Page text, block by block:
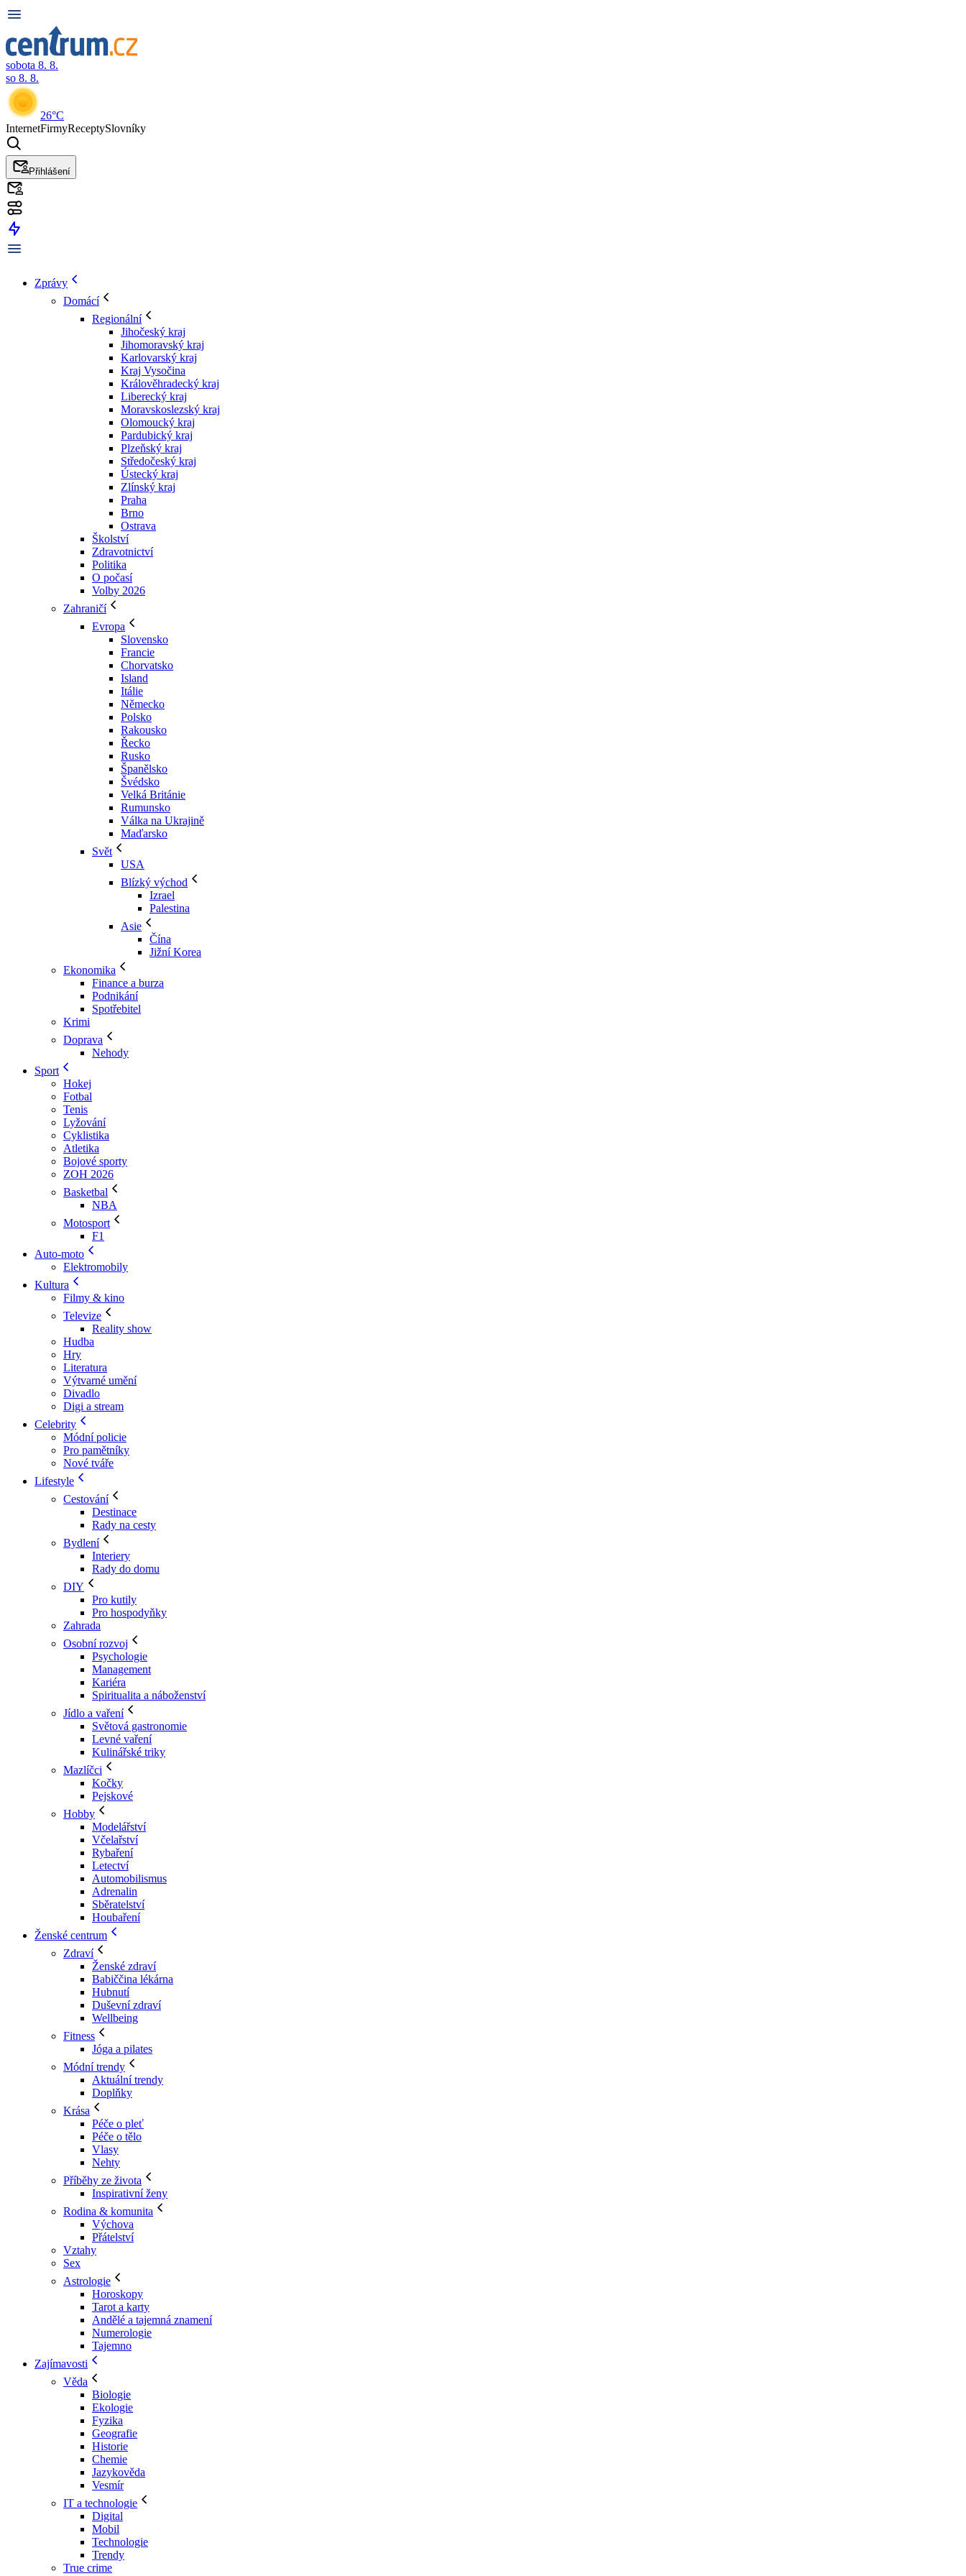
sobota 8. 8.
so 8. 8.
26°C
InternetFirmyReceptySlovníky
Přihlášení
Zprávy
Domácí
Regionální
Jihočeský kraj
Jihomoravský kraj
Karlovarský kraj
Kraj Vysočina
Králověhradecký kraj
Liberecký kraj
Moravskoslezský kraj
Olomoucký kraj
Pardubický kraj
Plzeňský kraj
Středočeský kraj
Ústecký kraj
Zlínský kraj
Praha
Brno
Ostrava
Školství
Zdravotnictví
Politika
O počasí
Volby 2026
Zahraničí
Evropa
Slovensko
Francie
Chorvatsko
Island
Itálie
Německo
Polsko
Rakousko
Řecko
Rusko
Španělsko
Švédsko
Velká Británie
Rumunsko
Válka na Ukrajině
Maďarsko
Svět
USA
Blízký východ
Izrael
Palestina
Asie
Čína
Jižní Korea
Ekonomika
Finance a burza
Podnikání
Spotřebitel
Krimi
Doprava
Nehody
Sport
Hokej
Fotbal
Tenis
Lyžování
Cyklistika
Atletika
Bojové sporty
ZOH 2026
Basketbal
NBA
Motosport
F1
Auto-moto
Elektromobily
Kultura
Filmy & kino
Televize
Reality show
Hudba
Hry
Literatura
Výtvarné umění
Divadlo
Digi a stream
Celebrity
Módní policie
Pro pamětníky
Nové tváře
Lifestyle
Cestování
Destinace
Rady na cesty
Bydlení
Interiery
Rady do domu
DIY
Pro kutily
Pro hospodyňky
Zahrada
Osobní rozvoj
Psychologie
Management
Kariéra
Spiritualita a náboženství
Jídlo a vaření
Světová gastronomie
Levné vaření
Kulinářské triky
Mazlíčci
Kočky
Pejskové
Hobby
Modelářství
Včelařství
Rybaření
Letectví
Automobilismus
Adrenalin
Sběratelství
Houbaření
Ženské centrum
Zdraví
Ženské zdraví
Babiččina lékárna
Hubnutí
Duševní zdraví
Wellbeing
Fitness
Jóga a pilates
Módní trendy
Aktuální trendy
Doplňky
Krása
Péče o pleť
Péče o tělo
Vlasy
Nehty
Příběhy ze života
Inspirativní ženy
Rodina & komunita
Výchova
Přátelství
Vztahy
Sex
Astrologie
Horoskopy
Tarot a karty
Andělé a tajemná znamení
Numerologie
Tajemno
Zajímavosti
Věda
Biologie
Ekologie
Fyzika
Geografie
Historie
Chemie
Jazykověda
Vesmír
IT a technologie
Digital
Mobil
Technologie
Trendy
True crime